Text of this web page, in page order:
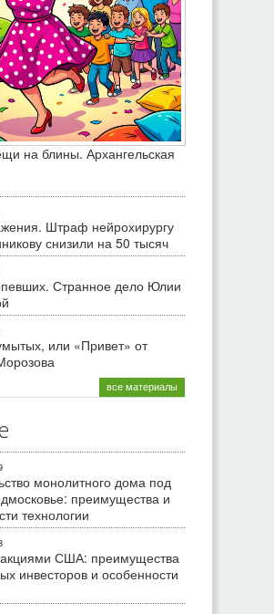
на блины. Архангельская
Штраф нейрохирургу
снизили на 50 тысяч
Странное дело Юлии
или «Привет» от
все материалы
монолитного дома под
преимущества и
технологии
акциями США: преимущества
инвесторов и особенности